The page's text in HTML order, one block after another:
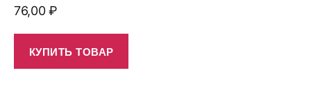
76,00₽
КУПИТЬ ТОВАР